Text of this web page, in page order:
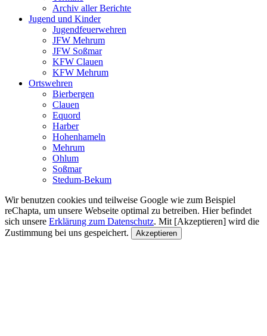
Archiv aller Berichte
Jugend und Kinder
Jugendfeuerwehren
JFW Mehrum
JFW Soßmar
KFW Clauen
KFW Mehrum
Ortswehren
Bierbergen
Clauen
Equord
Harber
Hohenhameln
Mehrum
Ohlum
Soßmar
Stedum-Bekum
Wir benutzen cookies und teilweise Google wie zum Beispiel
reChapta, um unsere Webseite optimal zu betreiben. Hier befindet
sich unsere Erklärung zum Datenschutz. Mit [Akzeptieren] wird die
Zustimmung bei uns gespeichert.
Akzeptieren